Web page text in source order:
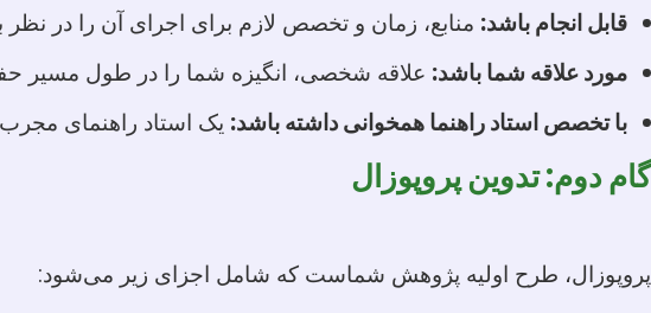
قابل انجام باشد: منابع، زمان و تخصص لازم برای اجرای آن را در نظر
مورد علاقه شما باشد: علاقه شخصی، انگیزه شما را در طول مسیر
با تخصص استاد راهنما همخوانی داشته باشد: یک استاد راهنمای
گام دوم: تدوین پروپوزال
پروپوزال، طرح اولیه پژوهش شماست که شامل اجزای زیر می‌شود: